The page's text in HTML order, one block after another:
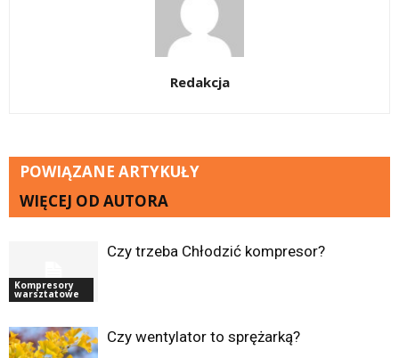
Redakcja
POWIĄZANE ARTYKUŁY
WIĘCEJ OD AUTORA
Kompresory
warsztatowe
Czy trzeba Chłodzić kompresor?
Czy wentylator to sprężarką?